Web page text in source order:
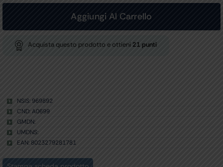
300
filtro
quantità
Aggiungi Al Carrello
Acquista questo prodotto e ottieni 21 punti
NSIS: 969892
CND: A0699
GMDN:
UMDNS:
EAN: 8023279281781